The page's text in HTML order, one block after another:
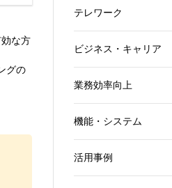
な方
グの
テレワーク
ビジネス・キャリア
業務効率向上
機能・システム
活用事例